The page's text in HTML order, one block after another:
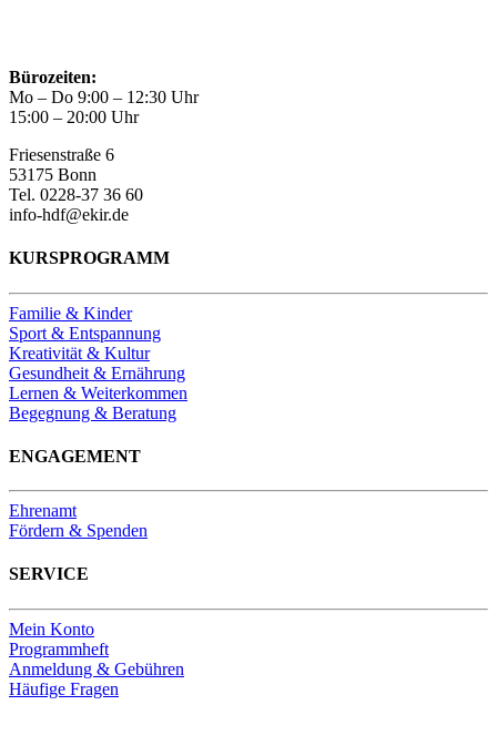
Bürozeiten:
Mo – Do 9:00 – 12:30 Uhr
15:00 – 20:00 Uhr
Friesenstraße 6
53175 Bonn
Tel. 0228-37 36 60
info-hdf@ekir.de
KURSPROGRAMM
Familie & Kinder
Sport & Entspannung
Kreativität & Kultur
Gesundheit & Ernährung
Lernen & Weiterkommen
Begegnung & Beratung
ENGAGEMENT
Ehrenamt
Fördern & Spenden
SERVICE
Mein Konto
Programmheft
Anmeldung & Gebühren
Häufige Fragen